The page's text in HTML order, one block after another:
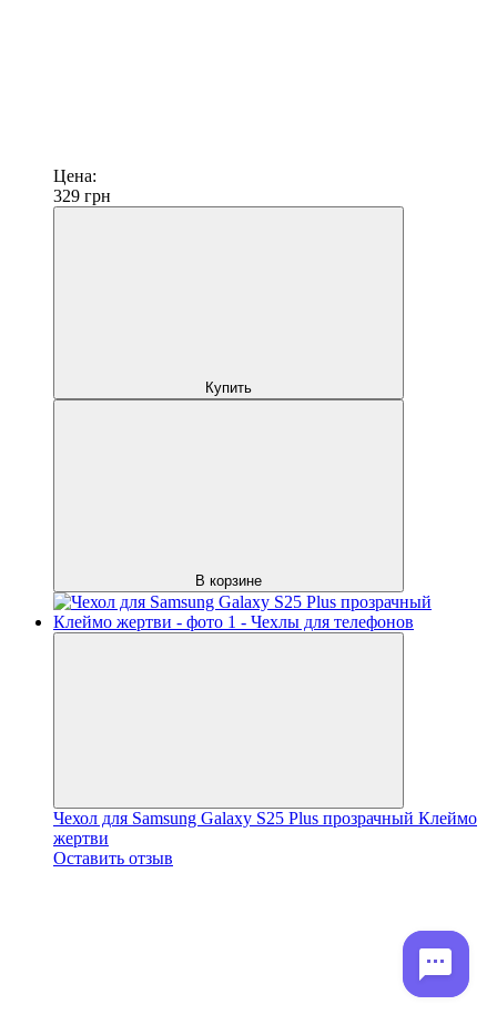
Цена:
329 грн
Купить
В корзине
Чехол для Samsung Galaxy S25 Plus прозрачный Клеймо
жертви
Оставить отзыв